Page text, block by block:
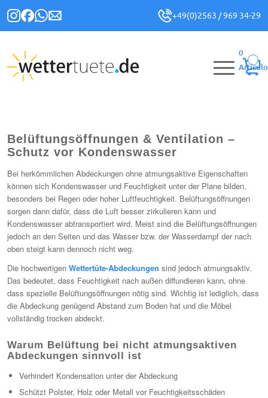
+49(0)2563 / 969 34-29
0
Artículo
Belüftungsöffnungen & Ventilation –
Schutz vor Kondenswasser
Bei herkömmlichen Abdeckungen ohne atmungsaktive Eigenschaften
können sich Kondenswasser und Feuchtigkeit unter der Plane bilden,
besonders bei Regen oder hoher Luftfeuchtigkeit. Belüftungsöffnungen
sorgen dann dafür, dass die Luft besser zirkulieren kann und
Kondenswasser abtransportiert wird. Meist sind die Belüftungsöffnungen
jedoch an den Seiten und das Wasser bzw. der Wasserdampf der nach
oben steigt kann dennoch nicht weg.
Die hochwertigen Wettertüte-Abdeckungen sind jedoch atmungsaktiv.
Das bedeutet, dass Feuchtigkeit nach außen diffundieren kann, ohne
dass spezielle Belüftungsöffnungen nötig sind. Wichtig ist lediglich, dass
die Abdeckung genügend Abstand zum Boden hat und die Möbel
vollständig trocken abdeckt.
Warum Belüftung bei nicht atmungsaktiven
Abdeckungen sinnvoll ist
Verhindert Kondensation unter der Abdeckung
Schützt Polster, Holz oder Metall vor Feuchtigkeitsschäden